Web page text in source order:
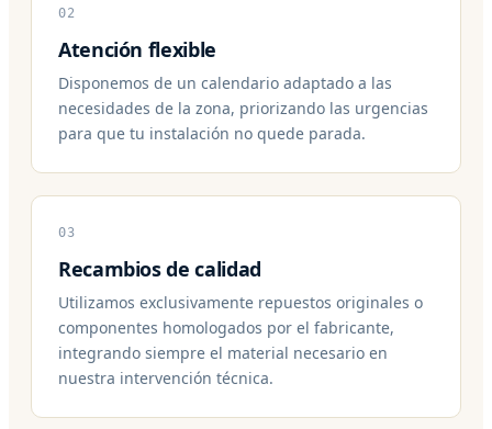
02
Atención flexible
Disponemos de un calendario adaptado a las
necesidades de la zona, priorizando las urgencias
para que tu instalación no quede parada.
03
Recambios de calidad
Utilizamos exclusivamente repuestos originales o
componentes homologados por el fabricante,
integrando siempre el material necesario en
nuestra intervención técnica.